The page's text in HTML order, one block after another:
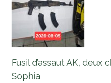
Fusil d’assaut AK,
Sophia